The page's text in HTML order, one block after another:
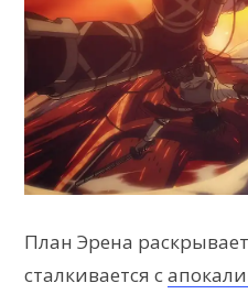
План Эрена
сталкивается с